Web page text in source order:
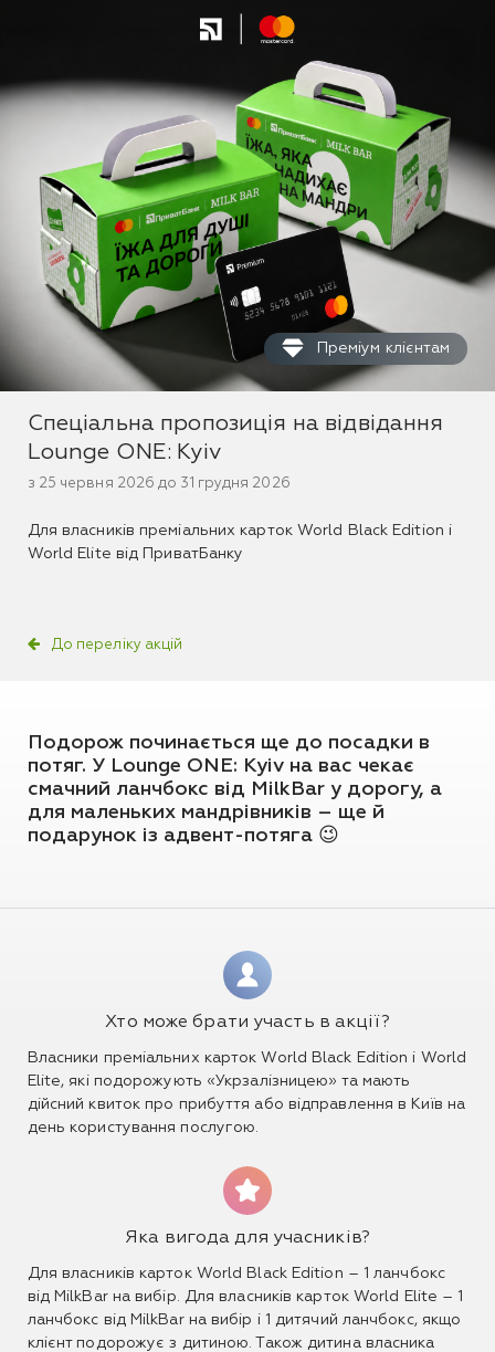
Преміум клієнтам
До переліку акцій
Спеціальна пропозиція на відвідання
Lounge ONE: Kyiv
з 25 червня 2026 до 31 грудня 2026
Для власників преміальних карток World Black Edition і
World Elite від ПриватБанку
Подорож починається ще до посадки в
потяг. У Lounge ONE: Kyiv на вас чекає
смачний ланчбокс від MilkBar у дорогу, а
для маленьких мандрівників – ще й
подарунок із адвент-потяга 😉
Хто може брати участь в акції?
Власники преміальних карток World Black Edition і World
Elite, які подорожують «Укрзалізницею» та мають
дійсний квиток про прибуття або відправлення в Київ на
день користування послугою.
Яка вигода для учасників?
Для власників карток World Black Edition – 1 ланчбокс
від MilkBar на вибір. Для власників карток World Elite – 1
ланчбокс від MilkBar на вибір і 1 дитячий ланчбокс, якщо
клієнт подорожує з дитиною. Також дитина власника